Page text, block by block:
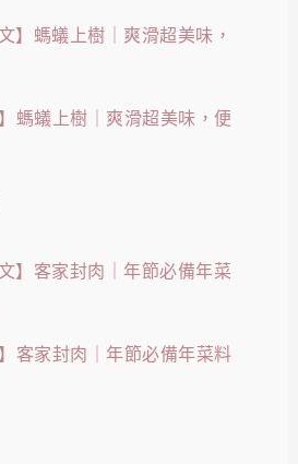
螞蟻上樹｜爽滑超美味，便
客家封肉｜年節必備年菜料